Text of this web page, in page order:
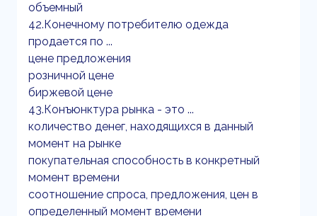
объемный
42.Конечному потребителю одежда
продается по ...
цене предложения
розничной цене
биржевой цене
43.Конъюнктура рынка - это ...
количество денег, находящихся в данный
момент на рынке
покупательная способность в конкретный
момент времени
соотношение спроса, предложения, цен в
определенный момент времени